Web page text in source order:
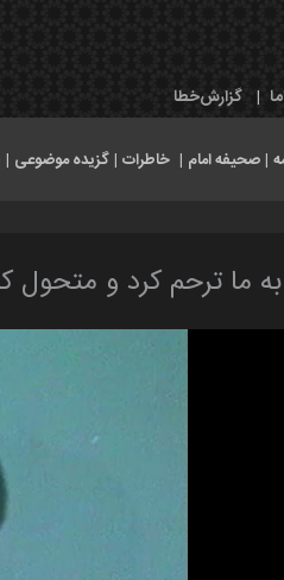
| گزارش‌خطا
|صحیفه امام | خاطرات |گزیده موضوعی |
ما ترحم کرد و متحول